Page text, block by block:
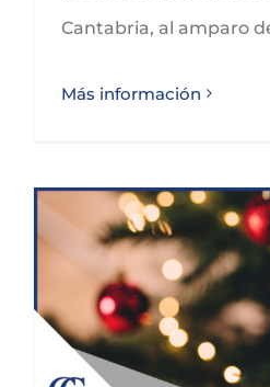
Cantabria, al amparo
Más información